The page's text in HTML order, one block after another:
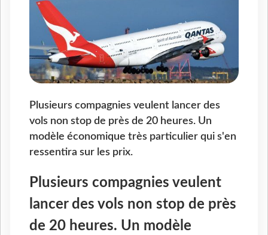
Plusieurs compagnies veulent lancer des
vols non stop de près de 20 heures. Un
modèle économique très particulier qui s'en
ressentira sur les prix.
Plusieurs compagnies veulent
lancer des vols non stop de près
de 20 heures. Un modèle